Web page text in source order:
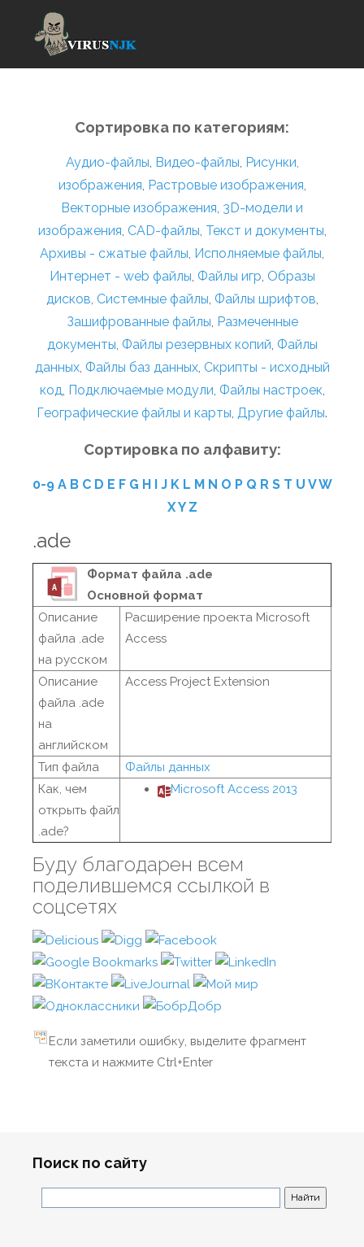
Сортировка по категориям:
Аудио-файлы, Видео-файлы, Рисунки,
изображения, Растровые изображения,
Векторные изображения, 3D-модели и
изображения, CAD-файлы, Текст и документы,
Архивы - сжатые файлы, Исполняемые файлы,
Интернет - web файлы, Файлы игр, Образы
дисков, Системные файлы, Файлы шрифтов,
Зашифрованные файлы, Размеченные
документы, Файлы резервных копий, Файлы
данных, Файлы баз данных, Скрипты - исходный
код, Подключаемые модули, Файлы настроек,
Географические файлы и карты, Другие файлы.
Сортировка по алфавиту:
0-9 A B C D E F G H I J K L M N O P Q R S T U VW
XY Z
.ade
Формат файла .ade
Основной формат
Описание
файла .ade
на русском
Расширение проекта Microsoft
Access
Описание
файла .ade
на
английском
Access Project Extension
Тип файла
Файлы данных
Как, чем
открыть файл
.ade?
Microsoft Access 2013
Буду благодарен всем
поделившемся ссылкой в
соцсетях
Если заметили ошибку, выделите фрагмент
текста и нажмите Ctrl+Enter
Поиск по сайту